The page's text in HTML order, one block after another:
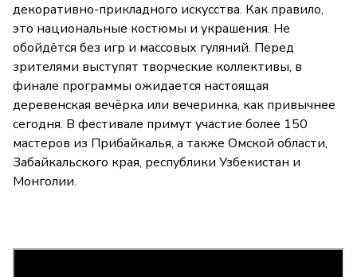
декоративно-прикладного искусства. Как правило,
это национальные костюмы и украшения. Не
обойдётся без игр и массовых гуляний. Перед
зрителями выступят творческие коллективы, в
финале программы ожидается настоящая
деревенская вечёрка или вечеринка, как привычнее
сегодня. В фестивале примут участие более 150
мастеров из Прибайкалья, а также Омской области,
Забайкальского края, республики Узбекистан и
Монголии.